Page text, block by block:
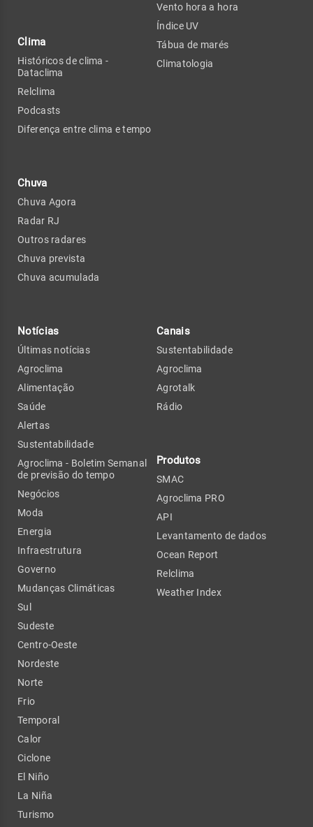
Clima
Históricos de clima -
Dataclima
Relclima
Podcasts
Diferença entre clima e tempo
Chuva
Chuva Agora
Radar RJ
Outros radares
Chuva prevista
Chuva acumulada
Vento hora a hora
Índice UV
Tábua de marés
Climatologia
Notícias
Últimas notícias
Agroclima
Alimentação
Saúde
Alertas
Sustentabilidade
Agroclima - Boletim Semanal
de previsão do tempo
Negócios
Moda
Energia
Infraestrutura
Governo
Mudanças Climáticas
Sul
Sudeste
Centro-Oeste
Nordeste
Norte
Frio
Temporal
Calor
Ciclone
El Niño
La Niña
Turismo
Canais
Sustentabilidade
Agroclima
Agrotalk
Rádio
Produtos
SMAC
Agroclima PRO
API
Levantamento de dados
Ocean Report
Relclima
Weather Index